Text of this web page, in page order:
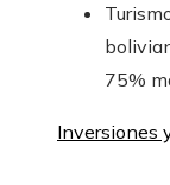
75%
Inversiones